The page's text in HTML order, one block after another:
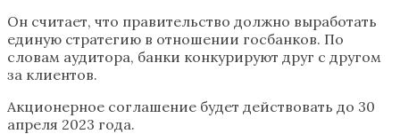
Он считает, что правительство должно выработать
единую стратегию в отношении госбанков. По
словам аудитора, банки конкурируют друг с другом
за клиентов.
Акционерное соглашение будет действовать до 30
апреля 2023 года.